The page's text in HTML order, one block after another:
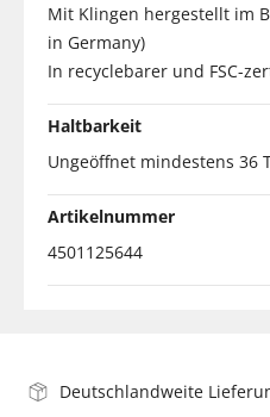
Mit Klingen hergestellt im
in Germany)
In recyclebarer und FSC-
Haltbarkeit
Ungeöffnet mindestens 36
Artikelnummer
4501125644
Deutschlandweite